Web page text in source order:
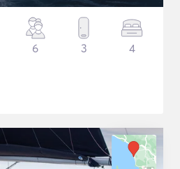
6 3 4